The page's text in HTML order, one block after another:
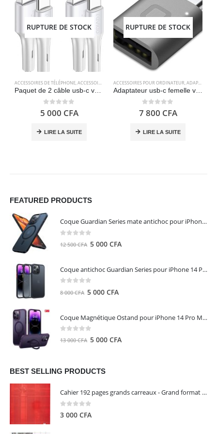
RUPTURE DE STOCK
ACCESSOIRES DE TÉLÉPHONE,ACCESSOIRES POUR ORDINATEUR ,CÂBLES,CÂBLES,
Paquet de 2 câble usb-c vers usb-a – RAVIAD
0 out of 5
5 000 CFA
LIRE LA SUITE
RUPTURE DE STOCK
ACCESSOIRES POUR ORDINATEUR,ADAPTATEURS
Adaptateur usb-c femelle vers usb 3.0 mâle – Nonda
0 out of 5
7 800 CFA
LIRE LA SUITE
FEATURED PRODUCTS
Coque Guardian Series mate antichoc pour iPhone 15 Pro Max avec Magsafe Noir - Torras
12 500CFA Le
500 CFA.
5 000 CFA
Coque antichoc Guardian Series pour iPhone 14 Pro Max - TORRAS
8 000CFA Le
était :
000 CFA.
5 000 CFA
000 CFA.
Coque Magnétique Ostand pour iPhone 14 Pro Max - Violet Foncé - TORRAS
13 000CFA Le
était :
000 CFA.
5 000 CFA
000 CFA.
BEST SELLING PRODUCTS
Cahier 192 pages grands carreaux - Grand format - Brochure dos toilé - 24x32 cm - Papier blanc 90 g - Couverture carte pelliculée couleur aléatoire - Clairefontaine
3 000 CFA